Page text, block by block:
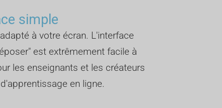
simple
à votre écran. L'interface
est extrêmement facile à
les enseignants et les créateurs
en ligne.